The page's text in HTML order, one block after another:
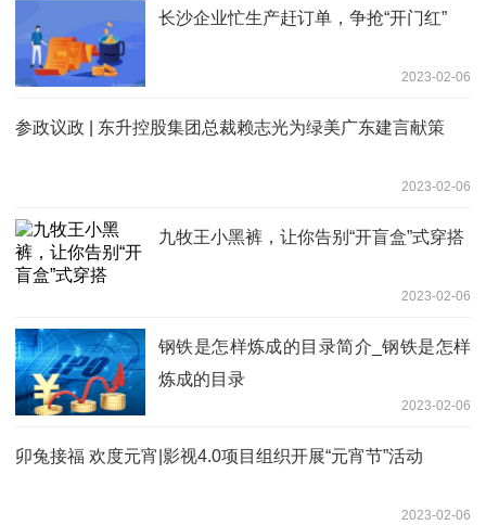
长沙企业忙生产赶订单，争抢“开门红”
2023-02-06
参政议政 | 东升控股集团总裁赖志光为绿美广东建言献策
2023-02-06
九牧王小黑裤，让你告别“开盲盒”式穿搭
2023-02-06
钢铁是怎样炼成的目录简介_钢铁是怎样
炼成的目录
2023-02-06
卯兔接福 欢度元宵|影视4.0项目组织开展“元宵节”活动
2023-02-06